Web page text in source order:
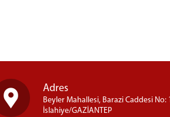
Adres
Beyler Mahallesi, Barazi Caddesi No:
İslahiye/GAZİANTEP